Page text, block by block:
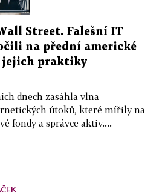
Street. Falešní IT
na přední americké
jejich praktiky
dnech zasáhla vlna
útoků, které mířily na
fondy a správce aktiv....